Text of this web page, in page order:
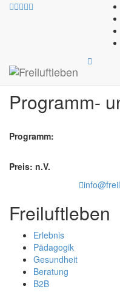
Anmeldung
Programm-
Programm:
Preis: n.V.
Freiluftleben
Erlebnis
Pädagogik
Gesundheit
Beratung
B2B